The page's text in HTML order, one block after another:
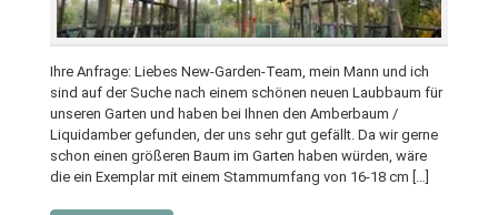
Ihre Anfrage: Liebes New-Garden-Team, mein Mann und ich
sind auf der Suche nach einem schönen neuen Laubbaum für
unseren Garten und haben bei Ihnen den Amberbaum /
Liquidamber gefunden, der uns sehr gut gefällt. Da wir gerne
schon einen größeren Baum im Garten haben würden, wäre
die ein Exemplar mit einem Stammumfang von 16-18 cm […]